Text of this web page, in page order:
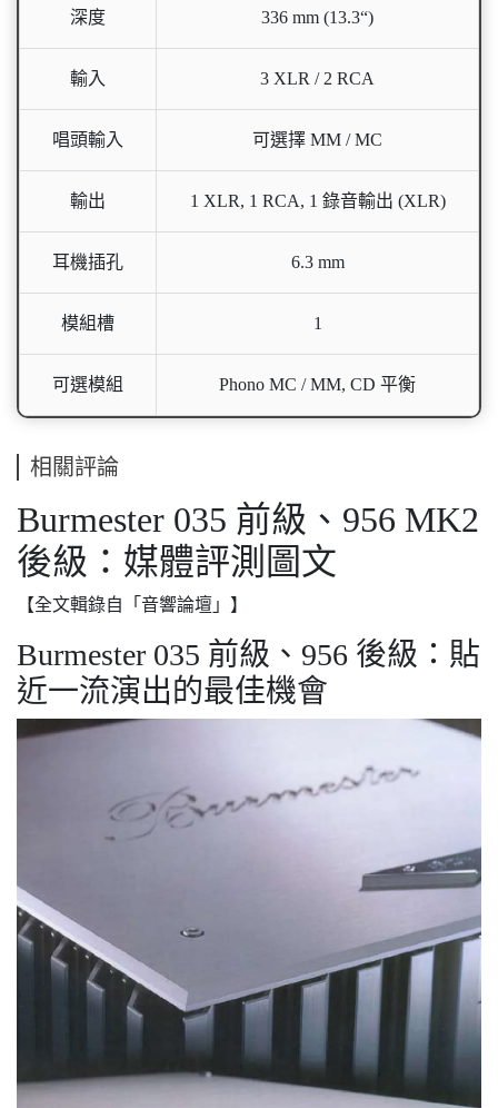
深度 336 mm (13.3“)
輸入 3 XLR / 2 RCA
唱頭輸入 可選擇 MM / MC
輸出 1 XLR, 1 RCA, 1 錄音輸出 (XLR)
耳機插孔 6.3 mm
模組槽 1
可選模組 Phono MC / MM, CD 平衡
相關評論
Burmester 035 前級、956 MK2
後級：媒體評測圖文
【全文輯錄自「音響論壇」】
Burmester 035 前級、956 後級：貼
近一流演出的最佳機會